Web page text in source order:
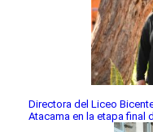
Directora del Liceo
Atacama en la etapa final